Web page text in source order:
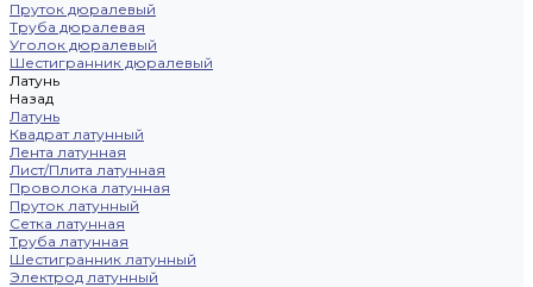
Пруток дюралевый
Труба дюралевая
Уголок дюралевый
Шестигранник дюралевый
Латунь
Назад
Латунь
Квадрат латунный
Лента латунная
Лист/Плита латунная
Проволока латунная
Пруток латунный
Сетка латунная
Труба латунная
Шестигранник латунный
Электрод латунный